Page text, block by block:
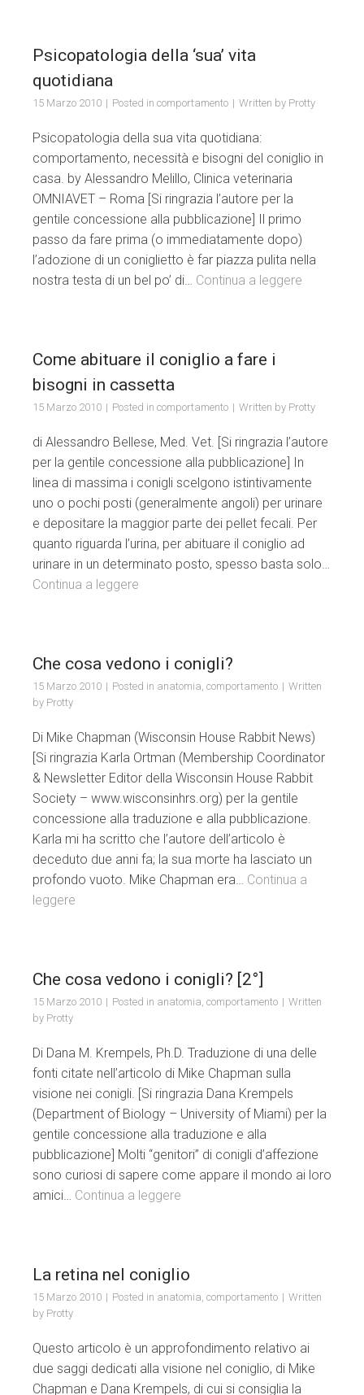
Psicopatologia della ‘sua’ vita
quotidiana
15 Marzo 2010 Posted in comportamento Written by Protty
Psicopatologia della sua vita quotidiana:
comportamento, necessità e bisogni del coniglio in
casa. by Alessandro Melillo, Clinica veterinaria
OMNIAVET – Roma [Si ringrazia l’autore per la
gentile concessione alla pubblicazione] Il primo
passo da fare prima (o immediatamente dopo)
l’adozione di un coniglietto è far piazza pulita nella
nostra testa di un bel po’ di… Continua a leggere
Come abituare il coniglio a fare i
bisogni in cassetta
15 Marzo 2010 Posted in comportamento Written by Protty
di Alessandro Bellese, Med. Vet. [Si ringrazia l’autore
per la gentile concessione alla pubblicazione] In
linea di massima i conigli scelgono istintivamente
uno o pochi posti (generalmente angoli) per urinare
e depositare la maggior parte dei pellet fecali. Per
quanto riguarda l’urina, per abituare il coniglio ad
urinare in un determinato posto, spesso basta solo…
Continua a leggere
Che cosa vedono i conigli?
15 Marzo 2010 Posted in anatomia, comportamento
Written
by Protty
Di Mike Chapman (Wisconsin House Rabbit News)
[Si ringrazia Karla Ortman (Membership Coordinator
& Newsletter Editor della Wisconsin House Rabbit
Society – www.wisconsinhrs.org) per la gentile
concessione alla traduzione e alla pubblicazione.
Karla mi ha scritto che l’autore dell’articolo è
deceduto due anni fa; la sua morte ha lasciato un
profondo vuoto. Mike Chapman era… Continua a
leggere
Che cosa vedono i conigli? [2°]
15 Marzo 2010 Posted in anatomia, comportamento
Written
by Protty
Di Dana M. Krempels, Ph.D. Traduzione di una delle
fonti citate nell’articolo di Mike Chapman sulla
visione nei conigli. [Si ringrazia Dana Krempels
(Department of Biology – University of Miami) per la
gentile concessione alla traduzione e alla
pubblicazione] Molti “genitori” di conigli d’affezione
sono curiosi di sapere come appare il mondo ai loro
amici… Continua a leggere
La retina nel coniglio
15 Marzo 2010 Posted in anatomia, comportamento
Written
by Protty
Questo articolo è un approfondimento relativo ai
due saggi dedicati alla visione nel coniglio, di Mike
Chapman e Dana Krempels, di cui si consiglia la